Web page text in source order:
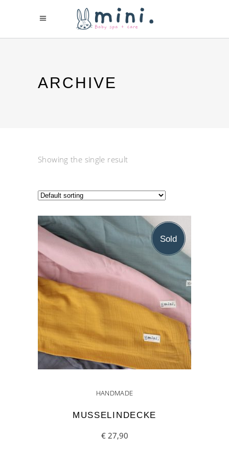
ARCHIVE
Showing the single result
Sold
HANDMADE
MUSSELINDECKE
€27,90This